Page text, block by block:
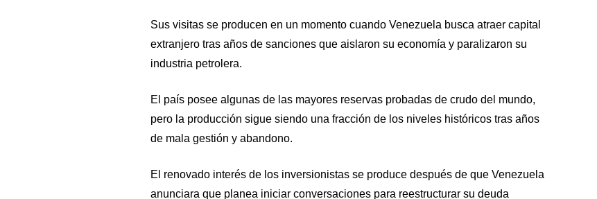
Sus visitas se producen en un momento cuando Venezuela busca atraer capital
extranjero tras años de sanciones que aislaron su economía y paralizaron su
industria petrolera.
El país posee algunas de las mayores reservas probadas de crudo del mundo,
pero la producción sigue siendo una fracción de los niveles históricos tras años
de mala gestión y abandono.
El renovado interés de los inversionistas se produce después de que Venezuela
anunciara que planea iniciar conversaciones para reestructurar su deuda